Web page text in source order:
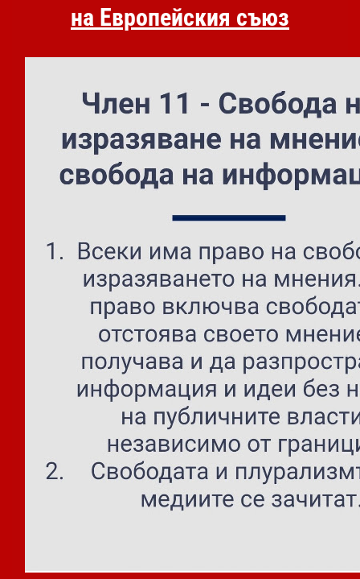
на Европейския съюз